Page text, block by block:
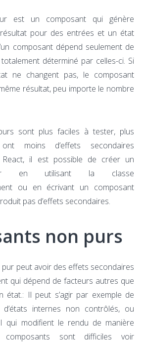
est un composant qui génère
pour des entrées et un état
composant dépend seulement de
déterminé par celles-ci. Si
ne changent pas, le composant
résultat, peu importe le nombre
sont plus faciles à tester, plus
moins d’effets secondaires
React, il est possible de créer un
en utilisant la classe
ou en écrivant un composant
pas d’effets secondaires.
non purs
peut avoir des effets secondaires
qui dépend de facteurs autres que
état.: Il peut s’agir par exemple de
d’états internes non contrôlés, ou
qui modifient le rendu de manière
composants sont difficiles voir